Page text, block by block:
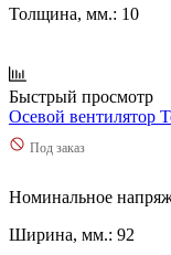
Толщина, мм.: 10
Быстрый просмотр
Осевой вентилятор
Под заказ
Номинальное
Ширина, мм.: 92